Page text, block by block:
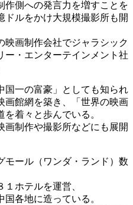
作側への発言力を増すことを
ドルをかけ大規模撮影所も開
映画制作会社でジャラシック
ー・エンターテインメント社
国一の富豪」としても知られ
画館網を築き、「世界の映画
着々と歩んでいる。
画制作や撮影所などにも展開
モール（ワンダ・ランド）数
ホテルを運営、
各地に造っている。